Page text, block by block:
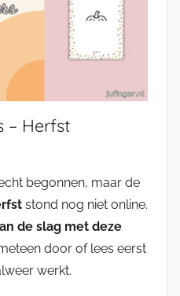
– Herfst
begonnen, maar de
stond nog niet online.
de slag met deze
door of lees eerst
werkt.